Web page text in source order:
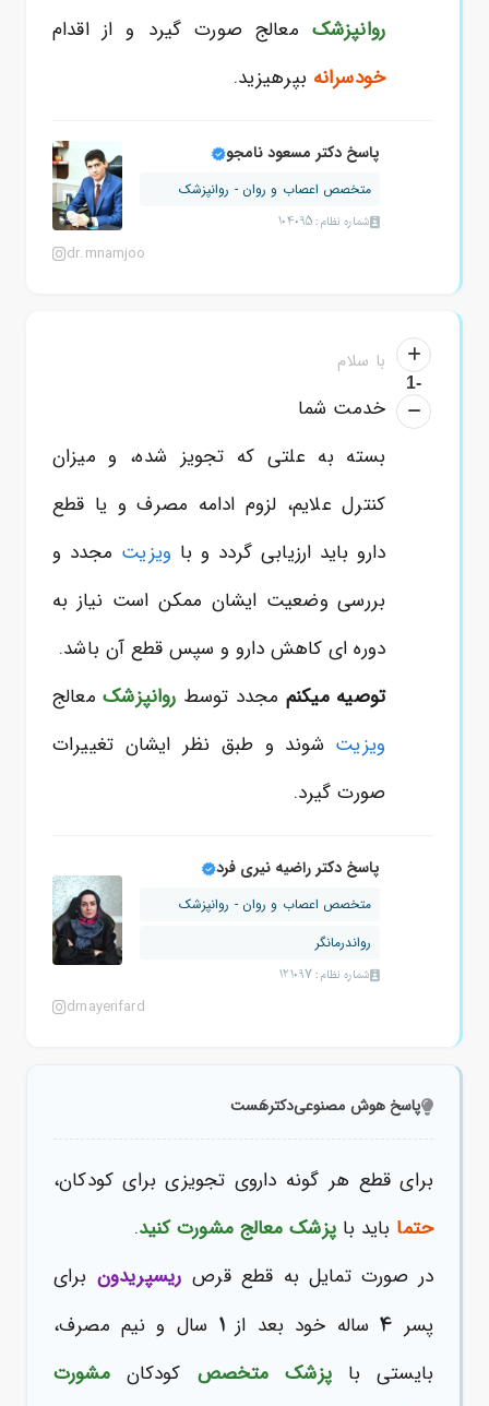
روانپزشک معالج صورت گیرد و از اقدام
خودسرانه بپرهیزید.
پاسخ دکتر مسعود نامجو
متخصص اعصاب و روان - روانپزشک
شماره نظام: 104095
dr.mnamjoo
-1
با سلام
خدمت شما
بسته به علتی که تجویز شده، و میزان
کنترل علایم، لزوم ادامه مصرف و یا قطع
دارو باید ارزیابی گردد و با ویزیت مجدد و
بررسی وضعیت ایشان ممکن است نیاز به
دوره ای کاهش دارو و سپس قطع آن باشد.
توصیه میکنممجدد توسط روانپزشکمعالج
ویزیت شوند و طبق نظر ایشان تغییرات
صورت گیرد.
پاسخ دکتر راضیه نیری فرد
متخصص اعصاب و روان - روانپزشک
رواندرمانگر
شماره نظام: 121097
drnayerifard
پاسخ هوش مصنوعیدکترهَست
برای قطع هر گونه داروی تجویزی برای کودکان،
حتما باید باپزشک معالج مشورت کنید.
در صورت تمایل به قطع قرص ریسپریدون برای
پسر 4ساله خود بعد از 1 سال و نیم مصرف،
بایستی باپزشک متخصص کودکانمشورت